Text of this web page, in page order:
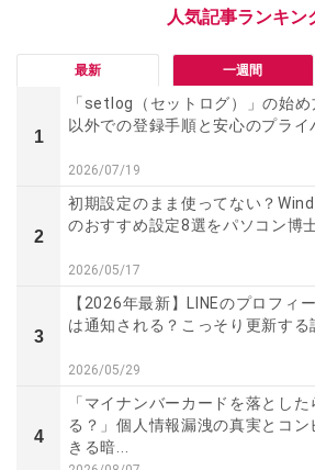
最新 一週間
1
「setlog（セットログ）」の始め
以外での登録手順と安心のプライ
2026/07/19
2
初期設定のまま使ってない？
のおすすめ設定8選をパソコン博
2026/05/17
3
【2026年最新】LINEのプロフィ
は通知される？こっそり更新する
2026/05/29
4
「マイナンバーカードを落とした
る？」個人情報漏洩の真実とコン
きる暗...